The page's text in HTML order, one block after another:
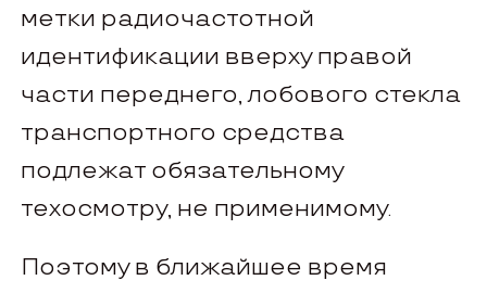
метки радиочастотной
идентификации вверху правой
части переднего, лобового стекла
транспортного средства
подлежат обязательному
техосмотру, не применимому.
Поэтому в ближайшее время